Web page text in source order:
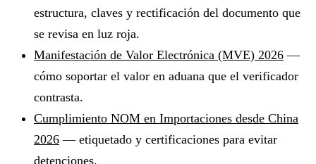
estructura, claves y rectificación del documento que
se revisa en luz roja.
Manifestación de Valor Electrónica (MVE) 2026 —
cómo soportar el valor en aduana que el verificador
contrasta.
Cumplimiento NOM en Importaciones desde China
2026 — etiquetado y certificaciones para evitar
detenciones.